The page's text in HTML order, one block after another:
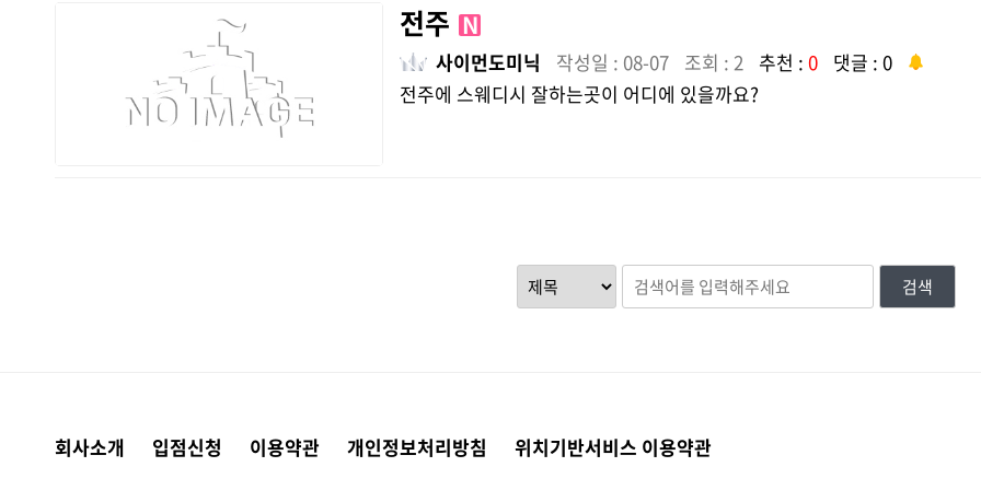
전주 N
사이먼도미닉 작성일 : 08-07 조회 : 2 추천 : 0 댓글 : 0
전주에 스웨디시 잘하는곳이 어디에 있을까요?
검색
회사소개 입점신청 이용약관 개인정보처리방침 위치기반서비스 이용약관